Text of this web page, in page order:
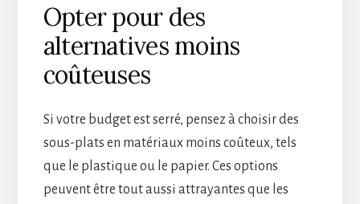
Opter pour des
alternatives moins
coûteuses
Si votre budget est serré, pensez à choisir des
sous-plats en matériaux moins coûteux, tels
que le plastique ou le papier. Ces options
peuvent être tout aussi attrayantes que les